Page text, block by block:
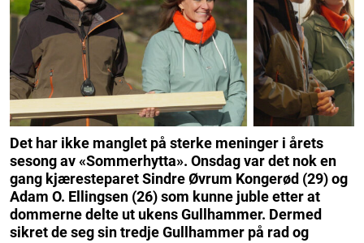
Det har ikke manglet på sterke meninger i årets
sesong av «Sommerhytta». Onsdag var det nok en
gang kjæresteparet Sindre Øvrum Kongerød (29) og
Adam O. Ellingsen (26) som kunne juble etter at
dommerne delte ut ukens Gullhammer. Dermed
sikret de seg sin tredje Gullhammer på rad og